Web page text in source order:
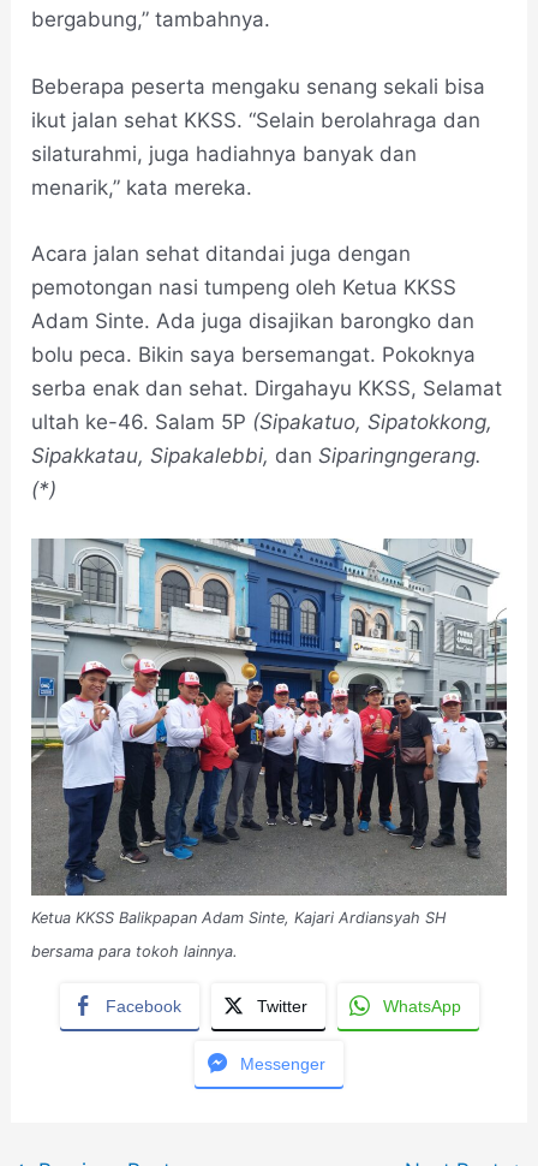
bergabung,” tambahnya.
Beberapa peserta mengaku senang sekali bisa
ikut jalan sehat KKSS. “Selain berolahraga dan
silaturahmi, juga hadiahnya banyak dan
menarik,” kata mereka.
Acara jalan sehat ditandai juga dengan
pemotongan nasi tumpeng oleh Ketua KKSS
Adam Sinte. Ada juga disajikan barongko dan
bolu peca. Bikin saya bersemangat. Pokoknya
serba enak dan sehat. Dirgahayu KKSS, Selamat
ultah ke-46. Salam 5P (Sipakatuo, Sipatokkong,
Sipakkatau, Sipakalebbi, danSiparingngerang.
(*)
Ketua KKSS Balikpapan Adam Sinte, Kajari Ardiansyah SH
bersama para tokoh lainnya.
Facebook Twitter WhatsApp
Messenger